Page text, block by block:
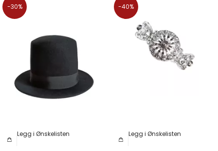
-30%
Legg i Ønskelisten
-40%
Legg i Ønskelisten